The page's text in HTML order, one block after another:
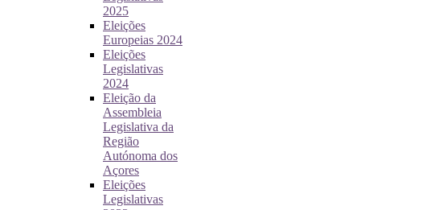
2025
Eleições
Europeias 2024
Eleições
Legislativas
2024
Eleição da
Assembleia
Legislativa da
Região
Autónoma dos
Açores
Eleições
Legislativas